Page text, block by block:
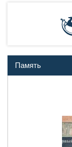
Память